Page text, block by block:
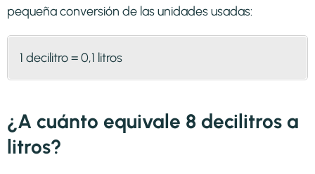
pequeña conversión de las unidades usadas:
1 decilitro = 0,1 litros
¿A cuánto equivale 8 decilitros a
litros?